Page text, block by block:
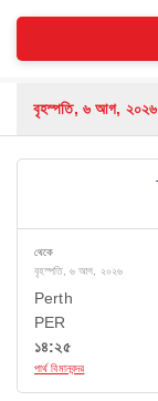
বৃহস্পতি, ৬ আগ, ২০২৬
থেকে
বৃহস্পতি, ৬ আগ, ২০২৬
Perth
PER
১৪:২৫
পার্থ বিমানবন্দর